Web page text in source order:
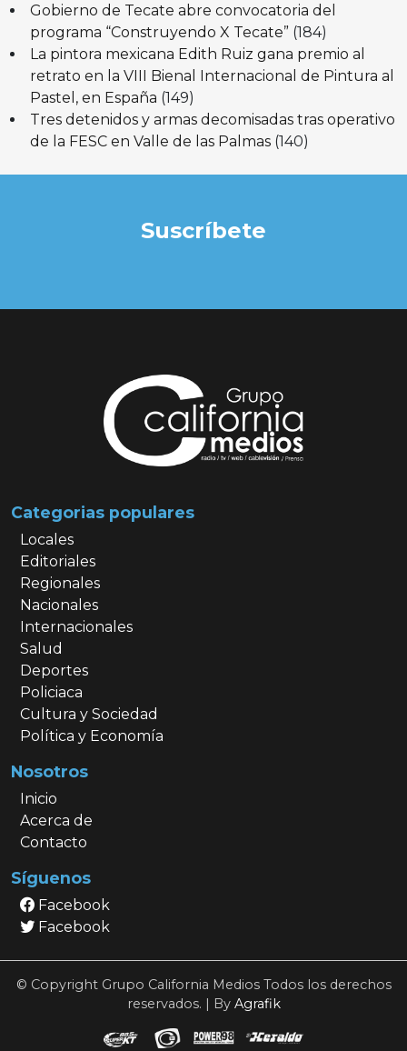
Gobierno de Tecate abre convocatoria del
programa “Construyendo X Tecate” (184)
La pintora mexicana Edith Ruiz gana premio al
retrato en la VIII Bienal Internacional de Pintura al
Pastel, en España (149)
Tres detenidos y armas decomisadas tras operativo
de la FESC en Valle de las Palmas (140)
Suscríbete
Categorias populares
Locales
Editoriales
Regionales
Nacionales
Internacionales
Salud
Deportes
Policiaca
Cultura y Sociedad
Política y Economía
Nosotros
Inicio
Acerca de
Contacto
Síguenos
Facebook
Facebook
© Copyright Grupo California Medios Todos los derechos
reservados. | By Agrafik